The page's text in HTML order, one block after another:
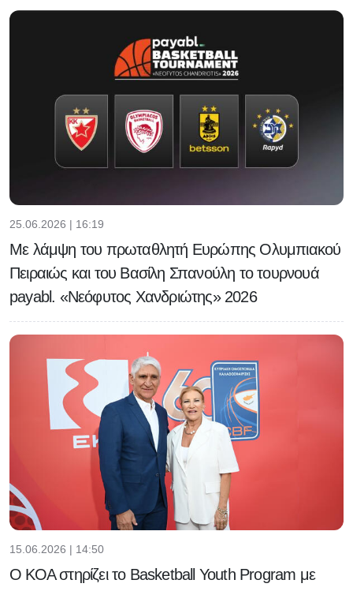
25.06.2026 | 16:19
Με λάμψη του πρωταθλητή Ευρώπης Ολυμπιακού
Πειραιώς και του Βασίλη Σπανούλη το τουρνουά
payabl. «Νεόφυτος Χανδριώτης» 2026
15.06.2026 | 14:50
Ο ΚΟΑ στηρίζει το Basketball Youth Program με